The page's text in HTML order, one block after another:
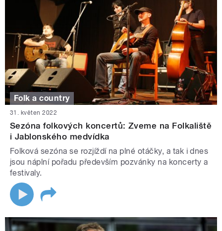
Folk a country
31. květen 2022
Sezóna folkových koncertů: Zveme na Folkaliště
i Jablonského medvídka
Folková sezóna se rozjíždí na plné otáčky, a tak i dnes
jsou náplní pořadu především pozvánky na koncerty a
festivaly.